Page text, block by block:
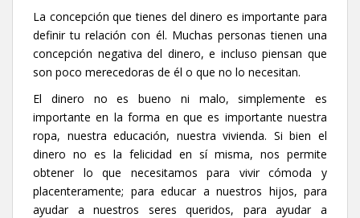
La concepción que tienes del dinero es importante para
definir tu relación con él. Muchas personas tienen una
concepción negativa del dinero, e incluso piensan que
son poco merecedoras de él o que no lo necesitan.
El dinero no es bueno ni malo, simplemente es
importante en la forma en que es importante nuestra
ropa, nuestra educación, nuestra vivienda. Si bien el
dinero no es la felicidad en sí misma, nos permite
obtener lo que necesitamos para vivir cómoda y
placenteramente; para educar a nuestros hijos, para
ayudar a nuestros seres queridos, para ayudar a